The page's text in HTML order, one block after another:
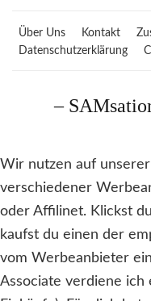
Über Uns Kontakt
Datenschutzerklärung
–
Wir nutzen auf
verschiedener
oder Affilinet. Klickst
kaufst du einen der
vom Werbeanbieter
Associate verdiene